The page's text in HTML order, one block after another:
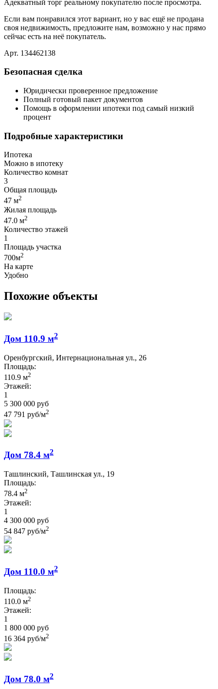
Адекватный торг реальному покупателю после просмотра.
Если вам понравился этот вариант, но у вас ещё не продана
своя недвижимость, предложите нам, возможно у нас прямо
сейчас есть на неё покупатель.
Арт. 134462138
Безопасная сделка
Юридически проверенное предложение
Полный готовый пакет документов
Помощь в оформлении ипотеки под самый низкий
процент
Подробные характеристики
Ипотека
Можно в ипотеку
Количество комнат
3
Общая площадь
47 м2
Жилая площадь
47.0 м2
Количество этажей
1
Площадь участка
700м2
На карте
Удобно
Похожие объекты
Дом 110.9 м2
Оренбургский, Интернациональная ул., 26
Площадь:
110.9 м2
Этажей:
1
5 300 000 руб
47 791 руб/м2
Дом 78.4 м2
Ташлинский, Ташлинская ул., 19
Площадь:
78.4 м2
Этажей:
1
4 300 000 руб
54 847 руб/м2
Дом 110.0 м2
Площадь:
110.0 м2
Этажей:
1
1 800 000 руб
16 364 руб/м2
Дом 78.0 м2